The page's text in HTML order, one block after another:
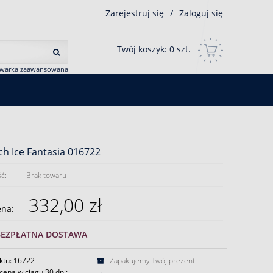
zaawansowana
Zarejestruj się / Zaloguj się
Twój koszyk: 0 szt.
Ice Fantasia 016722
Brak towaru
332,00 zł
DOSTAWA
16722
Zapakujemy Twój prezent